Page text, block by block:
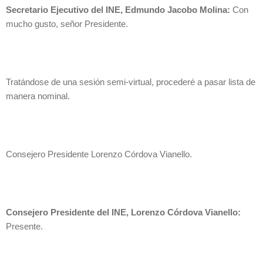
Secretario Ejecutivo del INE, Edmundo Jacobo Molina: Con
mucho gusto, señor Presidente.
Tratándose de una sesión semi-virtual, procederé a pasar lista de
manera nominal.
Consejero Presidente Lorenzo Córdova Vianello.
Consejero Presidente del INE, Lorenzo Córdova Vianello:
Presente.